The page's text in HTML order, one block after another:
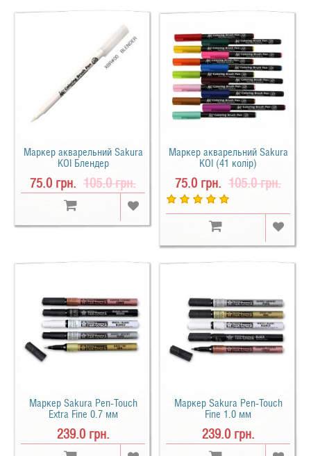
Маркер акварельний Sakura
KOI Блендер
75.0 грн. 105.0 грн.
Маркер акварельний Sakura
KOI (41 колір)
75.0 грн. 105.0 грн.
Маркер Sakura Pen-Touch
Extra Fine 0.7 мм
239.0 грн.
Маркер Sakura Pen-Touch
Fine 1.0 мм
239.0 грн.